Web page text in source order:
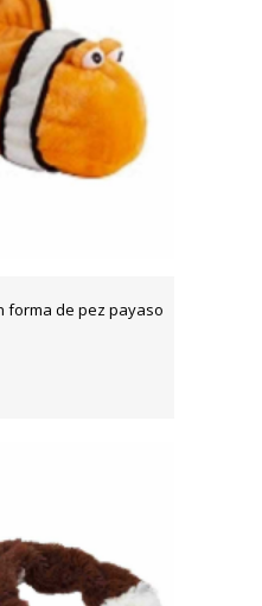
forma de pez payaso